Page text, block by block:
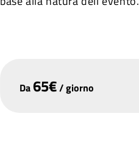
Da65€/giorno